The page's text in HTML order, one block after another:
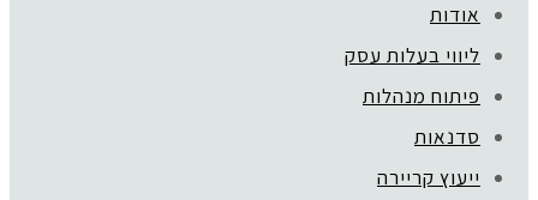
אודות
ליווי בעלות עסק
פיתוח מנהלות
סדנאות
ייעוץ קריירה
Colorful Blue Creative Modern Client
Testimonials Instagram Post